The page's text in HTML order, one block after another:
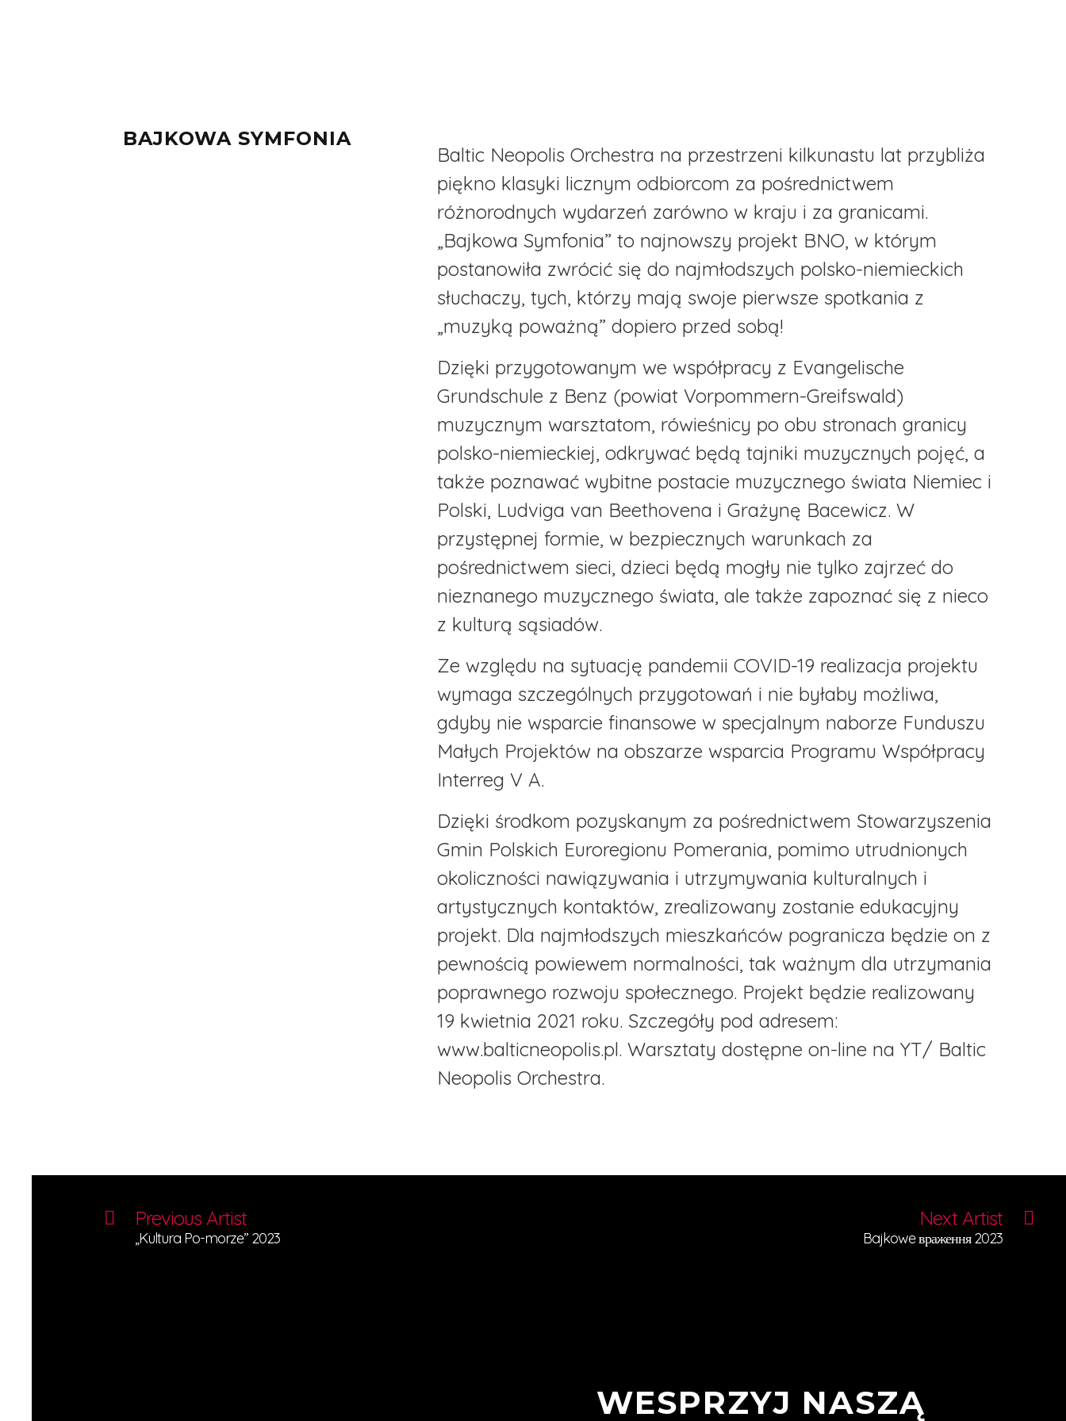
Baltic Neopolis Orchestra na przestrzeni kilkunastu lat przybliża
piękno klasyki licznym odbiorcom za pośrednictwem
różnorodnych wydarzeń zarówno w kraju i za granicami.
„Bajkowa Symfonia” to najnowszy projekt BNO, w którym
postanowiła zwrócić się do najmłodszych polsko-niemieckich
słuchaczy, tych, którzy mają swoje pierwsze spotkania z
„muzyką poważną” dopiero przed sobą!
Dzięki przygotowanym we współpracy z Evangelische
Grundschule z Benz (powiat Vorpommern-Greifswald)
muzycznym warsztatom, rówieśnicy po obu stronach granicy
polsko-niemieckiej, odkrywać będą tajniki muzycznych pojęć, a
także poznawać wybitne postacie muzycznego świata Niemiec i
Polski, Ludviga van Beethovena i Grażynę Bacewicz. W
przystępnej formie, w bezpiecznych warunkach za
pośrednictwem sieci, dzieci będą mogły nie tylko zajrzeć do
nieznanego muzycznego świata, ale także zapoznać się z nieco
z kulturą sąsiadów.
Ze względu na sytuację pandemii COVID-19 realizacja projektu
wymaga szczególnych przygotowań i nie byłaby możliwa,
gdyby nie wsparcie finansowe w specjalnym naborze Funduszu
Małych Projektów na obszarze wsparcia Programu Współpracy
Interreg V A.
Dzięki środkom pozyskanym za pośrednictwem Stowarzyszenia
Gmin Polskich Euroregionu Pomerania, pomimo utrudnionych
okoliczności nawiązywania i utrzymywania kulturalnych i
artystycznych kontaktów, zrealizowany zostanie edukacyjny
projekt. Dla najmłodszych mieszkańców pogranicza będzie on z
pewnością powiewem normalności, tak ważnym dla utrzymania
poprawnego rozwoju społecznego. Projekt będzie realizowany
19 kwietnia 2021 roku. Szczegóły pod adresem:
www.balticneopolis.pl. Warsztaty dostępne on-line na YT/ Baltic
Neopolis Orchestra.
BAJKOWA SYMFONIA
Previous Artist
„Kultura Po-morze” 2023
Next Artist
Bajkowe враження 2023
WESPRZYJ NASZĄ